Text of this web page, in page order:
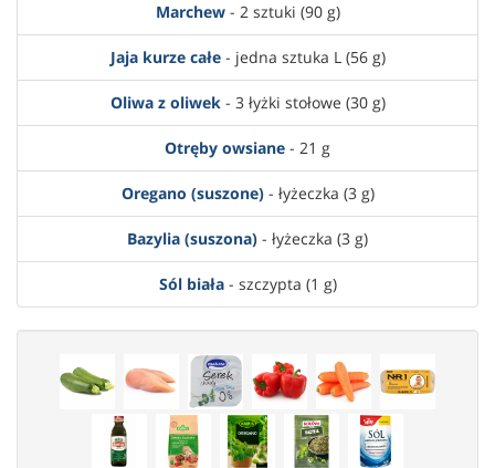
Marchew- 2 sztuki (90 g)
Jaja kurze całe- jedna sztuka L (56 g)
Oliwa z oliwek- 3 łyżki stołowe (30 g)
Otręby owsiane - 21 g
Oregano (suszone)- łyżeczka (3 g)
Bazylia (suszona) - łyżeczka (3 g)
Sól biała- szczypta (1 g)